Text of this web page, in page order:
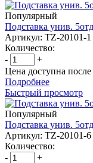
Популярный
Подставка унив.
Артикул: TZ-20101-1
Количество:
-
+
Цена доступна
Подробнее
Быстрый просмотр
Популярный
Подставка унив.
Артикул: TZ-20101-6
Количество:
-
+